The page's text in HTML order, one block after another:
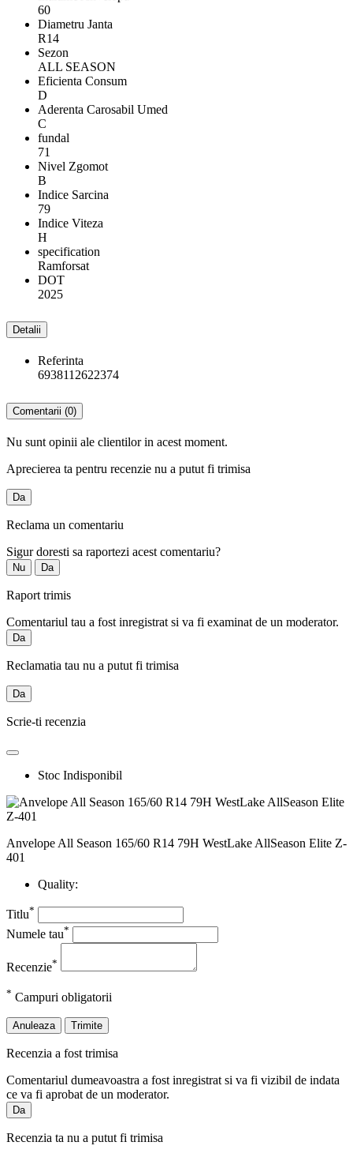
60
Diametru Janta
R14
Sezon
ALL SEASON
Eficienta Consum
D
Aderenta Carosabil Umed
C
fundal
71
Nivel Zgomot
B
Indice Sarcina
79
Indice Viteza
H
specification
Ramforsat
DOT
2025
Detalii
Referinta
6938112622374
Comentarii (0)
Nu sunt opinii ale clientilor in acest moment.
Aprecierea ta pentru recenzie nu a putut fi trimisa
Da
Reclama un comentariu
Sigur doresti sa raportezi acest comentariu?
Nu Da
Raport trimis
Comentariul tau a fost inregistrat si va fi examinat de un moderator.
Da
Reclamatia tau nu a putut fi trimisa
Da
Scrie-ti recenzia
Stoc Indisponibil
Anvelope All Season 165/60 R14 79H WestLake AllSeason Elite Z-
401
Quality:
Titlu*
Numele tau*
Recenzie*
* Campuri obligatorii
Anuleaza Trimite
Recenzia a fost trimisa
Comentariul dumeavoastra a fost inregistrat si va fi vizibil de indata
ce va fi aprobat de un moderator.
Da
Recenzia ta nu a putut fi trimisa